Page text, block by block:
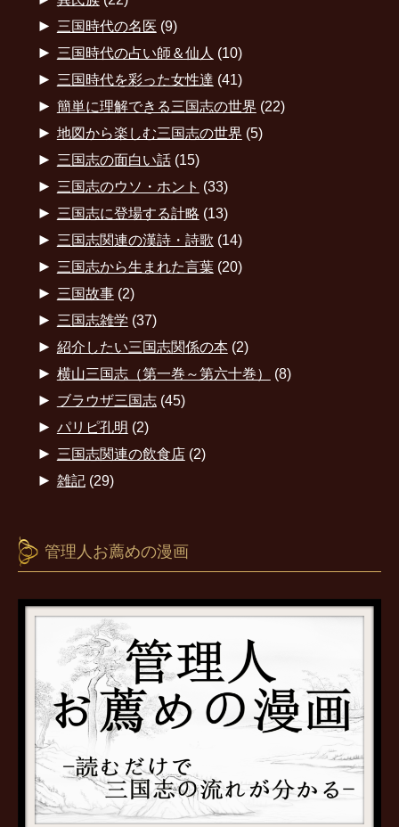
► 三国時代の名医 (9)
► 三国時代の占い師＆仙人 (10)
► 三国時代を彩った女性達 (41)
► 簡単に理解できる三国志の世界 (22)
► 地図から楽しむ三国志の世界 (5)
► 三国志の面白い話(15)
► 三国志のウソ・ホント (33)
► 三国志に登場する計略 (13)
► 三国志関連の漢詩・詩歌 (14)
► 三国志から生まれた言葉(20)
► 三国故事(2)
► 三国志雑学 (37)
► 紹介したい三国志関係の本(2)
► 横山三国志（第一巻～第六十巻） (8)
► ブラウザ三国志(45)
► パリピ孔明 (2)
► 三国志関連の飲食店(2)
► 雑記(29)
管理人お薦めの漫画